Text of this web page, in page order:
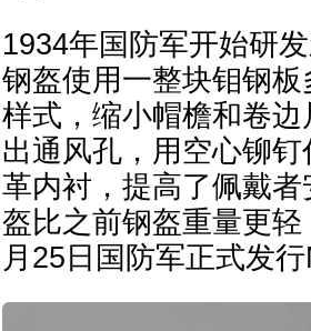
1934年国防军开始研
钢盔使用一整块钼钢
样式，缩小帽檐和卷
出通风孔，用空心铆
革内衬，提高了佩戴
盔比之前钢盔重量更
月25日国防军正式发行